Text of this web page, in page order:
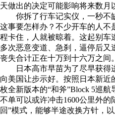
天做出的决定可能影响将来数月
你拆了行车记实仪，一秒不
这事要怎样办？不少开车的人不
程卡住，人就被晾着。这起别车
多次恶意变道、急刹，逼停后又
丧失合计正在十万到十六万之间。
日本高市早苗为了尽早获得
向美国让步示好。按照日本新近
枚全新版本的“和斧”Block 5巡航
不单可以或许冲击1600公里外
回”模式，能够半途改换方针，